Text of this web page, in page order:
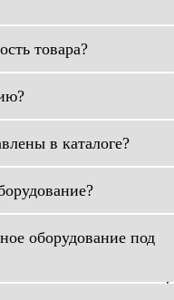
товара?
в каталоге?
оборудование под